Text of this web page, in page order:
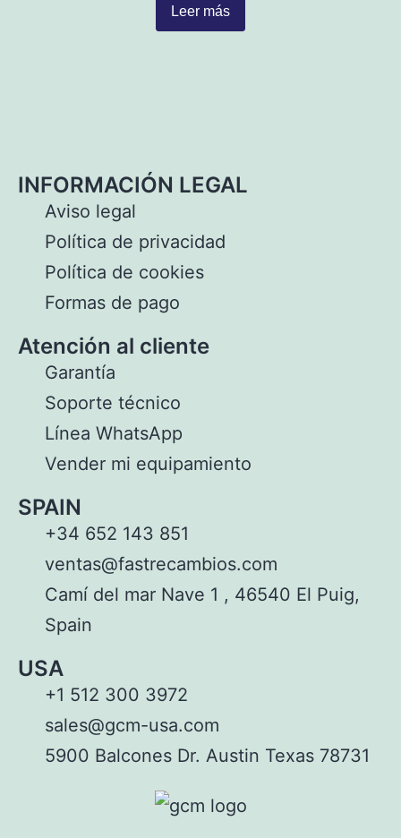
Leer más
INFORMACIÓN LEGAL
Aviso legal
Política de privacidad
Política de cookies
Formas de pago
Atención al cliente
Garantía
Soporte técnico
Línea WhatsApp
Vender mi equipamiento
SPAIN
+34 652 143 851
ventas@fastrecambios.com
Camí del mar Nave 1 , 46540 El Puig,
Spain
USA
+1 512 300 3972
sales@gcm-usa.com
5900 Balcones Dr. Austin Texas 78731